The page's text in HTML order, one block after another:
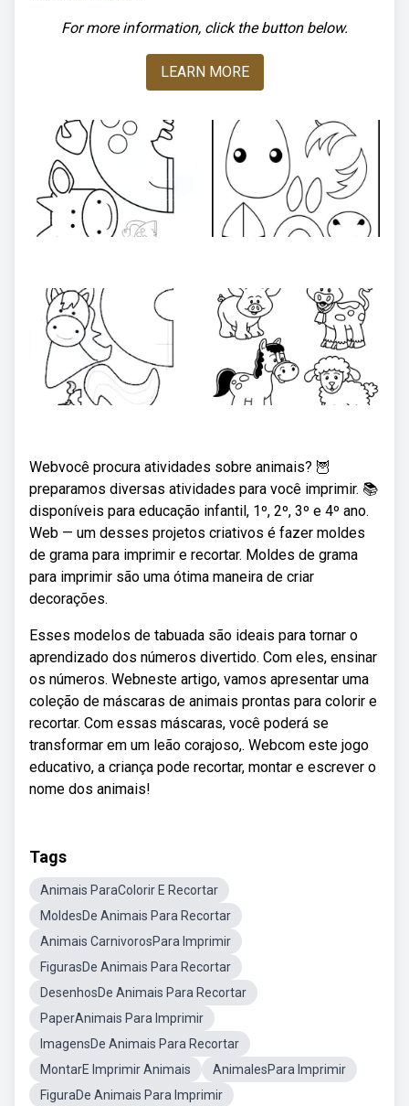
For more information, click the button below.
LEARN MORE
Webvocê procura atividades sobre animais? 🦉
preparamos diversas atividades para você imprimir. 📚
disponíveis para educação infantil, 1º, 2º, 3º e 4º ano.
Web — um desses projetos criativos é fazer moldes
de grama para imprimir e recortar. Moldes de grama
para imprimir são uma ótima maneira de criar
decorações.
Esses modelos de tabuada são ideais para tornar o
aprendizado dos números divertido. Com eles, ensinar
os números. Webneste artigo, vamos apresentar uma
coleção de máscaras de animais prontas para colorir e
recortar. Com essas máscaras, você poderá se
transformar em um leão corajoso,. Webcom este jogo
educativo, a criança pode recortar, montar e escrever o
nome dos animais!
Tags
Animais ParaColorir E Recortar
MoldesDe Animais Para Recortar
Animais CarnivorosPara Imprimir
FigurasDe Animais Para Recortar
DesenhosDe Animais Para Recortar
PaperAnimais Para Imprimir
ImagensDe Animais Para Recortar
MontarE Imprimir Animais
AnimalesPara Imprimir
FiguraDe Animais Para Imprimir